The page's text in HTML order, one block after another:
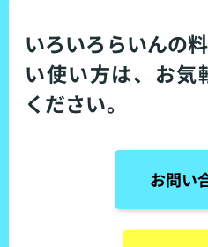
いろいろらいんの
い使い方は、お気
ください。
お問い